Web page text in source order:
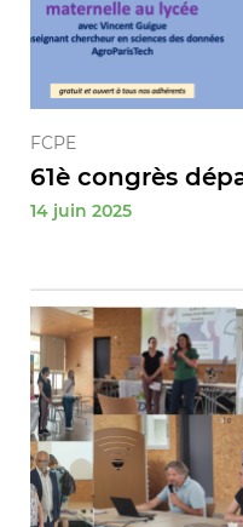
FCPE
61è congrès
14 juin 2025